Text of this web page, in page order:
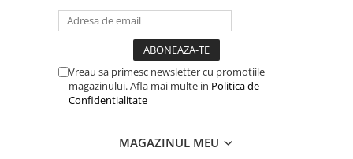
Vreau sa primesc newsletter cu promotiile
magazinului. Afla mai multe in Politica de
Confidentialitate
MAGAZINUL MEU